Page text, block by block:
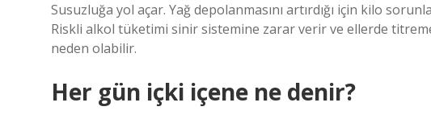
Susuzluğa yol açar. Yağ depolanmasını artırdığı için kilo
Riskli alkol tüketimi sinir sistemine zarar verir ve ellerde
neden olabilir.
Her gün içki içene ne denir?